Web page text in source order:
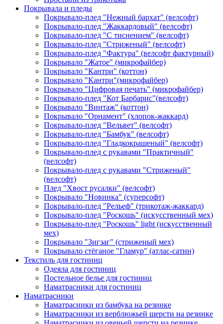
Покрывала и пледы
Покрывало-плед "Нежный бархат" (велсофт)
Покрывало-плед "Жаккардовый" (велсофт)
Покрывало-плед "С тиснением" (велсофт)
Покрывало-плед "Стриженый" (велсофт)
Покрывало-плед "Фактура" (велсофт фактурный)
Покрывало "Жатое" (микрофайбер)
Покрывало "Кантри" (коттон)
Покрывало "Кантри"(микрофайбер)
Покрывало "Цифровая печать" (микрофайбер)
Покрывало-плед "Кот Барбарис"(велсофт)
Покрывало "Винтаж" (коттон)
Покрывало "Орнамент" (хлопок-жаккард)
Покрывало-плед "Вельвет" (велсофт)
Покрывало-плед "Бамбук" (велсофт)
Покрывало-плед "Гладкокрашеный" (велсофт)
Покрывало-плед с рукавами "Практичный"
(велсофт)
Покрывало-плед с рукавами "Стриженый"
(велсофт)
Плед "Хвост русалки" (велсофт)
Покрывало "Новинка" (суперсофт)
Покрывало-плед "Рельеф" (трикотаж-жаккард)
Покрывало-плед "Роскошь" (искусственный мех)
Покрывало-плед "Роскошь" light (искусственный
мех)
Покрывало "Зигзаг" (стриженый мех)
Покрывало стёганое "Гламур" (атлас-сатин)
Текстиль для гостиниц
Одеяла для гостиниц
Постельное белье для гостиниц
Наматрасники для гостиниц
Наматрасники
Наматрасники из бамбука на резинке
Наматрасники из верблюжьей шерсти на резинке